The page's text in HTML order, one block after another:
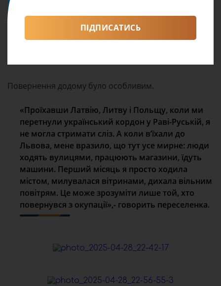
Повернення додому було особливим.
«Проїхавши Латвію, Литву і Польщу, коли ми
перетнули український кордон у Раві-Руській, я
не могла стримати сліз. А коли в’їхали до
Львова, мене вразило, що тут усе мирне: люди
ходять вулицями, працюють магазини, їдуть
машини. Перший місяць я просто ходила
містом, милувалася вітринами, дихала вільним
повітрям. Це може зрозуміти лише той, хто
повернувся з окупації»,- говорить переселенка.
ПІДПИСАТИСЬ